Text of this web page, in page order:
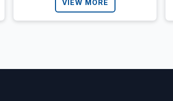
llama a defender
la democracia
VIEW MORE